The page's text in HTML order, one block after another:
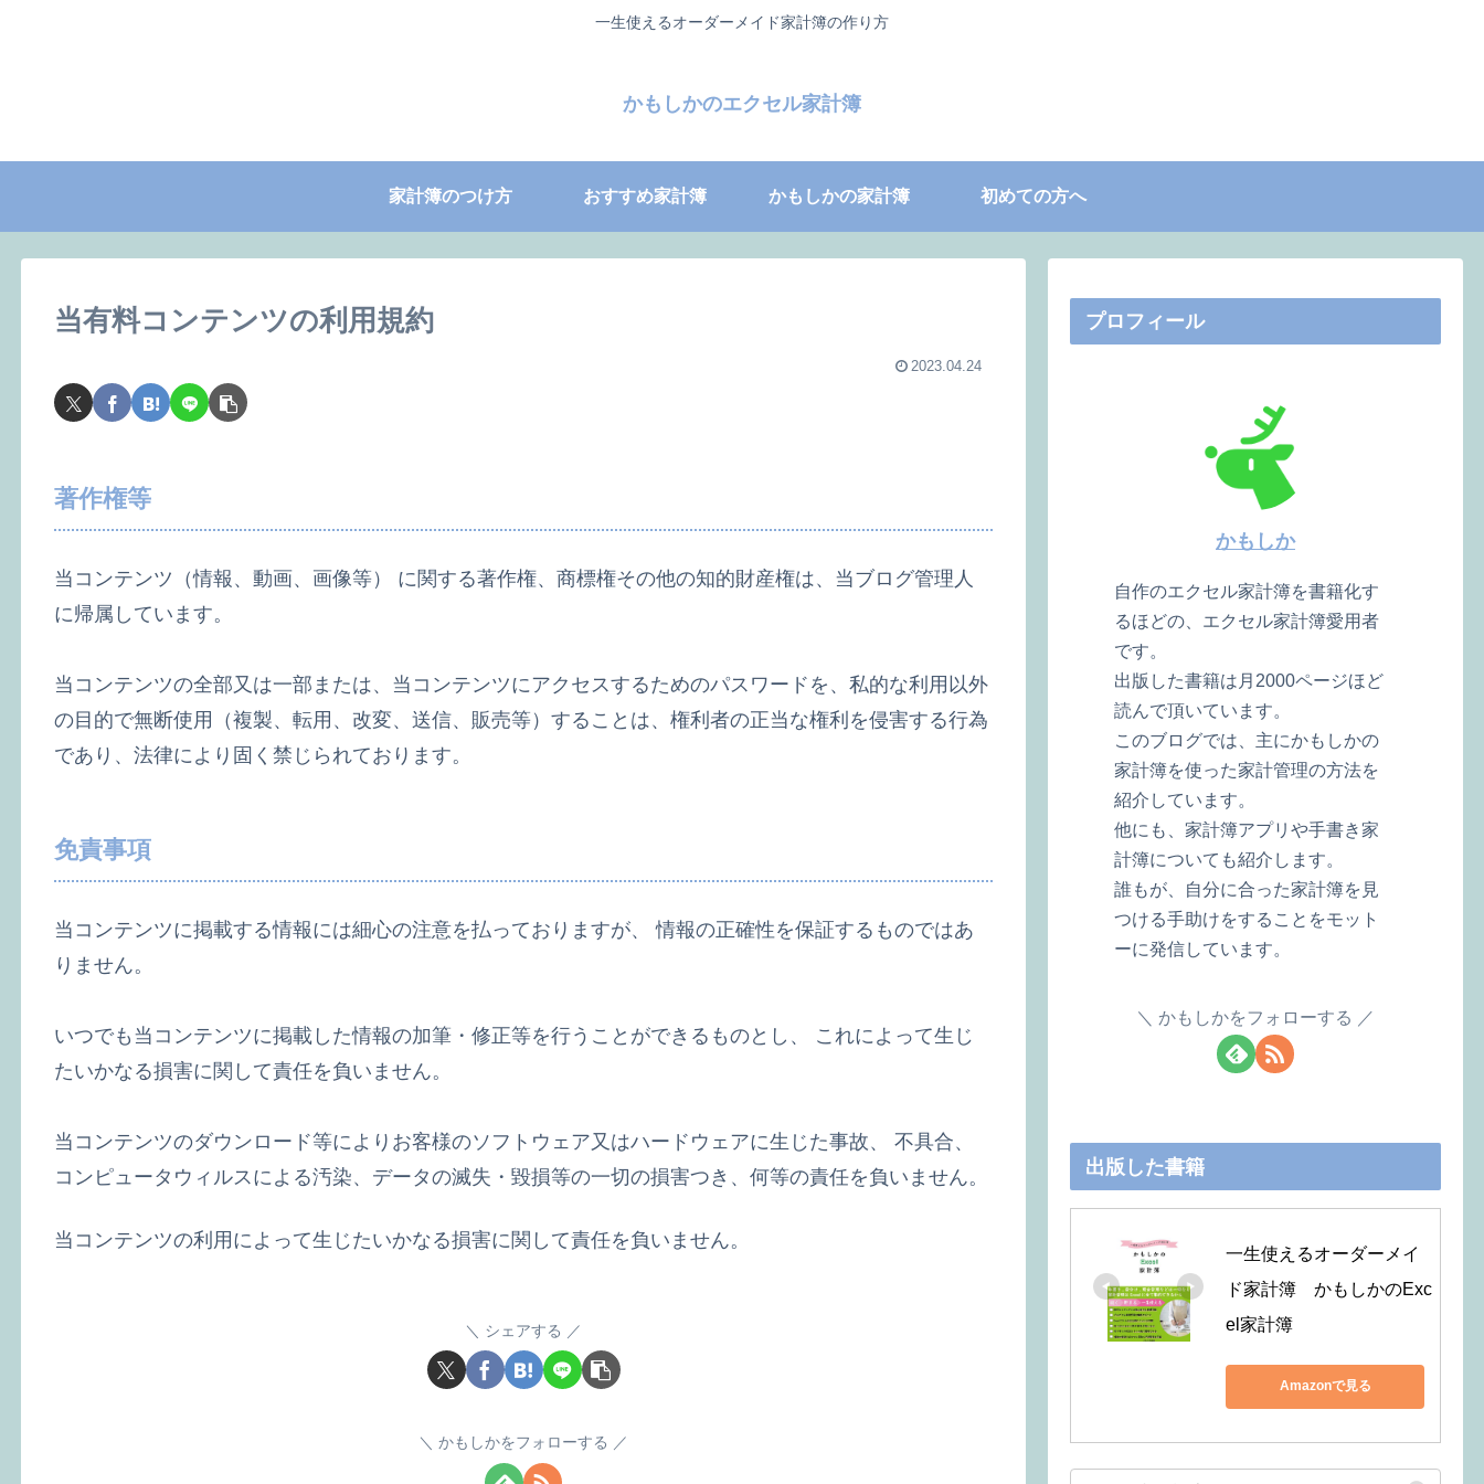
一生使えるオーダーメイド家計簿の作り方
かもしかのエクセル家計簿
家計簿のつけ方 おすすめ家計簿 かもしかの家計簿 初めての方へ
当有料コンテンツの利用規約
2023.04.24
著作権等
当コンテンツ（情報、動画、画像等） に関する著作権、商標権その他の知的財産権は、当ブログ管理人
に帰属しています。
当コンテンツの全部又は一部または、当コンテンツにアクセスするためのパスワードを、私的な利用以外
の目的で無断使用（複製、転用、改変、送信、販売等）することは、権利者の正当な権利を侵害する行為
であり、法律により固く禁じられております。
免責事項
当コンテンツに掲載する情報には細心の注意を払っておりますが、 情報の正確性を保証するものではあ
りません。
いつでも当コンテンツに掲載した情報の加筆・修正等を行うことができるものとし、 これによって生じ
たいかなる損害に関して責任を負いません。
当コンテンツのダウンロード等によりお客様のソフトウェア又はハードウェアに生じた事故、 不具合、
コンピュータウィルスによる汚染、データの滅失・毀損等の一切の損害つき、何等の責任を負いません。
当コンテンツの利用によって生じたいかなる損害に関して責任を負いません。
シェアする
かもしかをフォローする
プロフィール
かもしか
自作のエクセル家計簿を書籍化す
るほどの、エクセル家計簿愛用者
です。
出版した書籍は月2000ページほど
読んで頂いています。
このブログでは、主にかもしかの
家計簿を使った家計管理の方法を
紹介しています。
他にも、家計簿アプリや手書き家
計簿についても紹介します。
誰もが、自分に合った家計簿を見
つける手助けをすることをモット
ーに発信しています。
かもしかをフォローする
出版した書籍
一生使えるオーダーメイ
ド家計簿　かもしかのExc
el家計簿
Amazonで見る